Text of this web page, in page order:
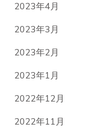
2023年4月
2023年3月
2023年2月
2023年1月
2022年12月
2022年11月